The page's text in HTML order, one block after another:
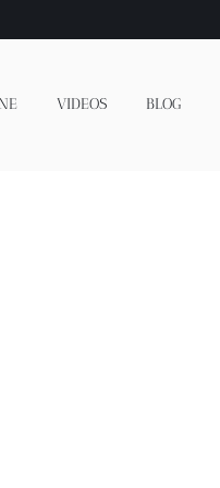
VIDEOS BLOG